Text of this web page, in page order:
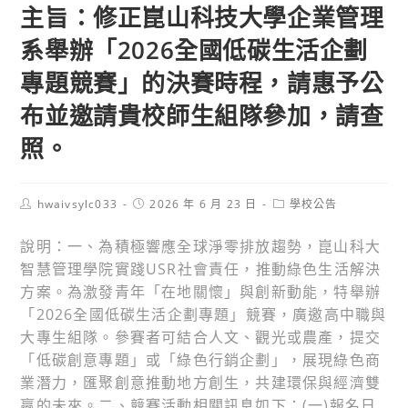
主旨：修正崑山科技大學企業管理
系舉辦「2026全國低碳生活企劃
專題競賽」的決賽時程，請惠予公
布並邀請貴校師生組隊參加，請查
照。
Posthwaivsylc033
Post2026 年 6 月 23 日
Post學校公告
說明：一、為積極響應全球淨零排放趨勢，崑山科大
智慧管理學院實踐USR社會責任，推動綠色生活解決
方案。為激發青年「在地關懷」與創新動能，特舉辦
「2026全國低碳生活企劃專題」競賽，廣邀高中職與
大專生組隊。參賽者可結合人文、觀光或農產，提交
「低碳創意專題」或「綠色行銷企劃」，展現綠色商
業潛力，匯聚創意推動地方創生，共建環保與經濟雙